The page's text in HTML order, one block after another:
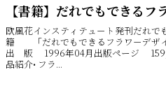
【書籍】だれでもできるフ
欧風花インスティテュ－ト発刊だれ
籍 「だれでもできるフラワ－デザ
出 版 1996年04月出版ページ
品紹介• フラ...